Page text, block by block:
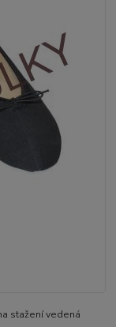
stažení vedená